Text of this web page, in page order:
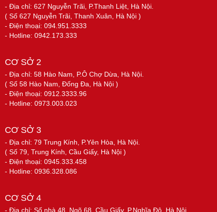
- Địa chỉ: 627 Nguyễn Trãi, P.Thanh Liệt, Hà Nội.
( Số 627 Nguyễn Trãi, Thanh Xuân, Hà Nội )
- Điện thoại: 094.951.3333
- Hotline: 0942.173.333
CƠ SỞ 2
- Địa chỉ: 58 Hào Nam, P.Ô Chợ Dừa, Hà Nội.
( Số 58 Hào Nam, Đống Đa, Hà Nội )
- Điện thoại: 0912.3333.96
- Hotline: 0973.003.023
CƠ SỞ 3
- Địa chỉ: 79 Trung Kính, P.Yên Hòa, Hà Nội.
( Số 79, Trung Kính, Cầu Giấy, Hà Nội )
- Điện thoại: 0945.333.458
- Hotline: 0936.328.086
CƠ SỞ 4
- Địa chỉ: Số nhà 48, Ngõ 68, Cầu Giấy, P.Nghĩa Đô, Hà Nội.